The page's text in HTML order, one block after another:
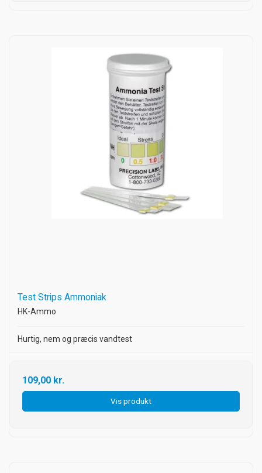
Test Strips Ammoniak
HK-Ammo
Hurtig, nem og præcis vandtest
109,00 kr.
Vis produkt